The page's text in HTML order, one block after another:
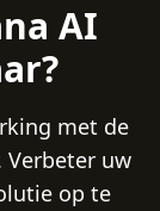
AI
met de
Verbeter uw
op te